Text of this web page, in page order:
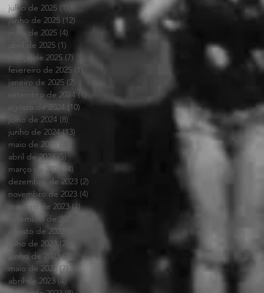
julho de 2025 (1)
1 post
junho de 2025 (12)
maio de 2025 (4)
abril de 2025 (1)
março de 2025 (7)
fevereiro de 2025 (1)
janeiro de 2025 (2)
setembro de 2024 (1)
agosto de 2024 (10) 10 posts
julho de 2024 (8)
junho de 2024 (13)
maio de 2024
abril de 2024 (5)5 posts
março de 2024
(4)
dezembro de 2023 (2)
novembro de 2023 (4)
outubro de 2023 (1)1 post
setembro de 2023
7 posts
agosto de 2023
julho de 2023 (2)
2 posts
junho de 2023 (2)
2 posts
maio de 2023
(7)
abril de 2023 (4)4 posts